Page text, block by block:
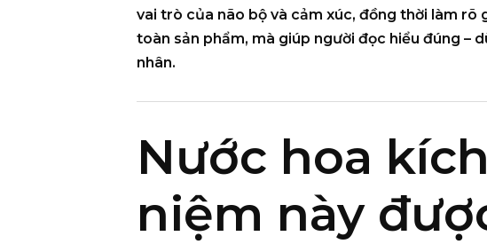
vai trò của não bộ và cảm xúc, đồng thời làm
toàn sản phẩm, mà giúp người đọc hiểu đúng –
nhân.
Nước hoa
niệm này